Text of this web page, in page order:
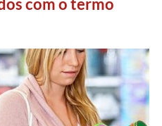
com o termo